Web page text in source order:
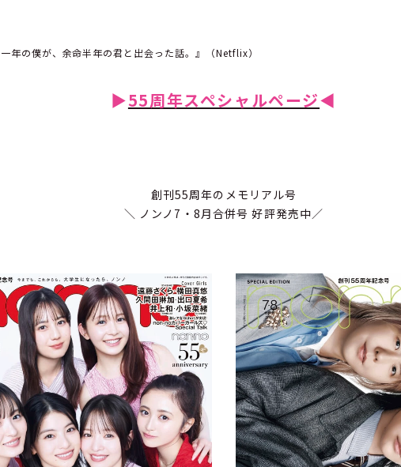
年の僕が、余命半年の君と出会った話。』（Netflix）
▶55周年スペシャルページ◀
創刊55周年のメモリアル号
＼ ノンノ7・8月合併号 好評発売中／